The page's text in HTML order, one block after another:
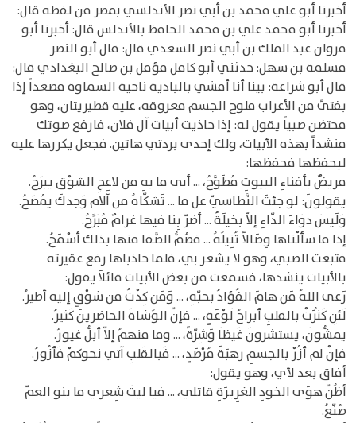
أخبرنا أبو علي محمد بن أبي نصر الأندلسي بمصر من لفظه قال:
أخبرنا أبو محمد علي بن محمد الحافظ بالأندلس قال: أخبرنا أبو
مروان عبد الملك بن أبي نصر السعدي قال: قال أبو النصر
مسلمة بن سهل: حدثني أبو كامل مؤمل بن صالح البغدادي قال:
قال أبو شراعة: بينا أنا أمشي بالبادية ناحية السماوة مصعداً إذا
بفتىً من الأعراب ملوح الجسم معروقه، عليه قطيريتان، وهو
محتضن صبياً يقول له: إذا حاذيت أبيات آل فلان، فارفع صوتك
منشداً بهذه الأبيات، ولك إحدى بردتي هاتين. فجعل يكررها عليه
ليحفظها فحفظها:
مريضٌ بأفناءِ البيوتِ مُطَوَّحُ، ... أبى ما بهِ من لاعِجِ الشوْق يبرَحُ.
يقولونَ: لو جئتَ النَّطاسيّ عل ما ... تَشكّاهُ من آلام وَجدكَ يُمصَحُ.
وَلَيسَ دوَاءَ الدّاءِ إلاّ بخيلَةٌ ... أضرّ بِنا فيها غرامٌ مُبَرِّحُ.
إذا ما سألْناها وِصَالاً تُنِيلُهُ ... فصُمُّ الصَّفا منها بذلك أسْمَحُ.
فتبعت الصبي، وهو لا يشعر بي، فلما حاذباها رفع عقيرته
بالأبيات ينشدها، فسمعت من بعض الأبيات قائلاَ يقول:
رَعى اللهُ مَن هامَ الفُؤادُ بحبّهِ، ... وَمَن كِدْتُ من شوْقٍ إليه أطيرُ.
لَئِن كَثُرَتْ بالقلبِ أبراحُ لَوْعَةٍ، ... فإنّ الوُشاةَ الحاضرينَ كَثيرُ.
يمشُّونَ، يستشرونَ غَيظاَ وَشِرّةً، ... وما منهمُ إلاّ أبلُّ غيورُ.
فإنْ لم أزُرْ بالجسمِ رهبَةَ مُرْصَدٍ، ... فَبالقَلبِ آتي نحوكمْ فَأزُورُ.
أفاق بعد لأي، وهو يقول:
أظُنّ هوَى الخودِ الغرِيرَةِ قاتلي، ... فيا ليتَ شِعري ما بنو العمّ
صُنّعُ.